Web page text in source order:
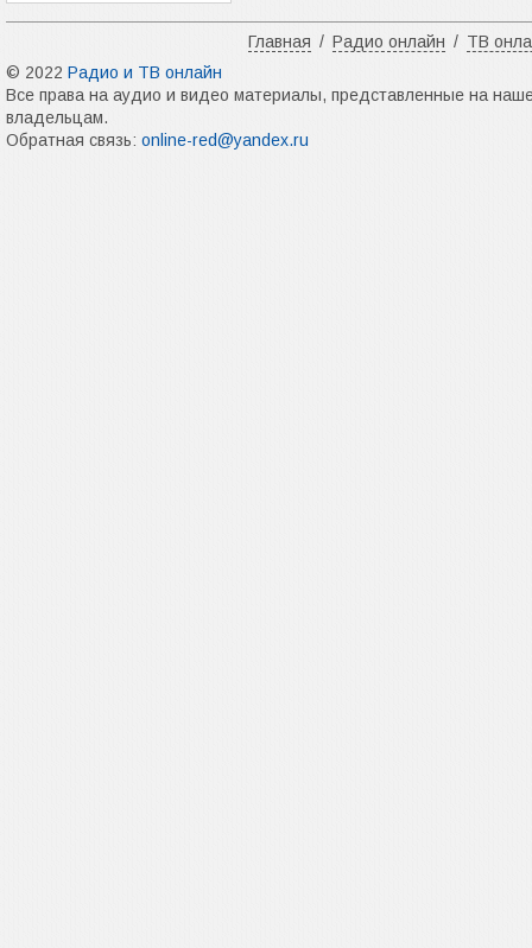
Главная / Радио онлайн / ТВ
© 2022 Радио и ТВ онлайн
Все права на аудио и видео материалы, представленные на
владельцам.
Обратная связь: online-red@yandex.ru